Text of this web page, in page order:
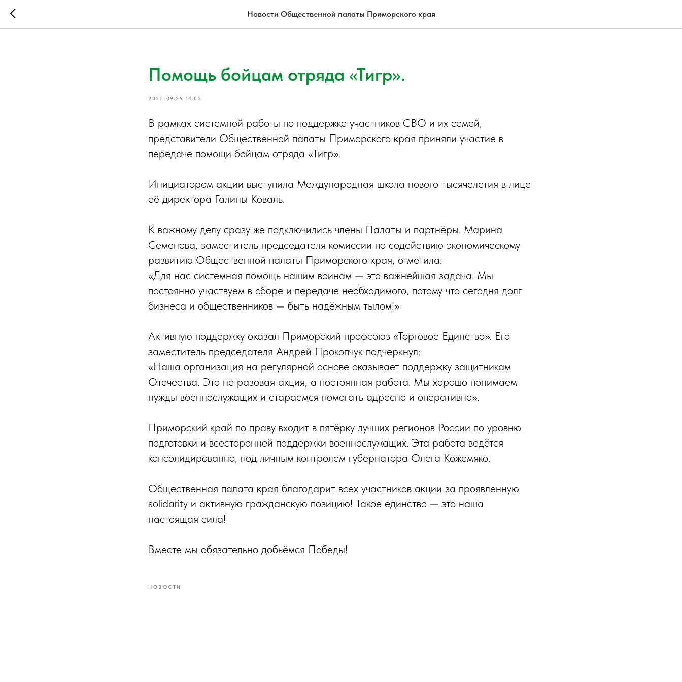
Новости Общественной палаты Приморского края
Помощь бойцам отряда «Тигр».
2025-09-29 14:03
В рамках системной работы по поддержке участников СВО и их семей,
представители Общественной палаты Приморского края приняли участие в
передаче помощи бойцам отряда «Тигр».
Инициатором акции выступила Международная школа нового тысячелетия в лице
её директора Галины Коваль.
К важному делу сразу же подключились члены Палаты и партнёры. Марина
Семенова, заместитель председателя комиссии по содействию экономическому
развитию Общественной палаты Приморского края, отметила:
«Для нас системная помощь нашим воинам — это важнейшая задача. Мы
постоянно участвуем в сборе и передаче необходимого, потому что сегодня долг
бизнеса и общественников — быть надёжным тылом!»
Активную поддержку оказал Приморский профсоюз «Торговое Единство». Его
заместитель председателя Андрей Прокопчук подчеркнул:
«Наша организация на регулярной основе оказывает поддержку защитникам
Отечества. Это не разовая акция, а постоянная работа. Мы хорошо понимаем
нужды военнослужащих и стараемся помогать адресно и оперативно».
Приморский край по праву входит в пятёрку лучших регионов России по уровню
подготовки и всесторонней поддержки военнослужащих. Эта работа ведётся
консолидированно, под личным контролем губернатора Олега Кожемяко.
Общественная палата края благодарит всех участников акции за проявленную
solidarity и активную гражданскую позицию! Такое единство — это наша
настоящая сила!
Вместе мы обязательно добьёмся Победы!
НОВОСТИ